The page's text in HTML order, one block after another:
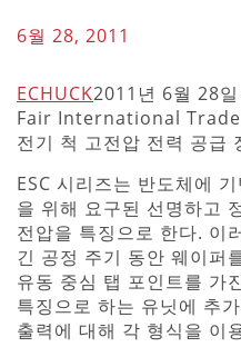
6월 28, 2011
ECHUCK2011년 6월 28
Fair International Trade
전기 척 고전압 전력 공급
ESC 시리즈는 반도체에
을 위해 요구된 선명하고
전압을 특징으로 한다. 이
긴 공정 주기 동안 웨이퍼
유동 중심 탭 포인트를 가
특징으로 하는 유닛에 추
출력에 대해 각 형식을 이